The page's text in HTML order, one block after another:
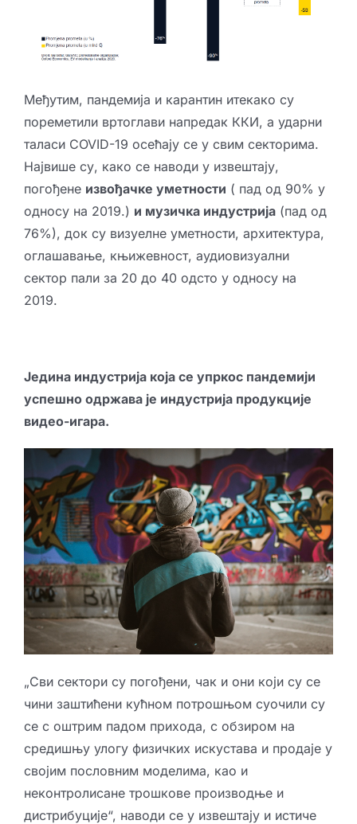
Међутим, пандемија и карантин итекако су
пореметили вртоглави напредак ККИ, а ударни
таласи COVID-19 осећају се у свим секторима.
Највише су, како се наводи у извештају,
погођене извођачке уметности ( пад од 90% у
односу на 2019.) и музичка индустрија(пад од
76%), док су визуелне уметности, архитектура,
оглашавање, књижевност, аудиовизуални
сектор пали за 20 до 40 одсто у односу на
2019.
Једина индустрија која се упркос пандемији
успешно одржава је индустрија продукције
видео-игара.
„Сви сектори су погођени, чак и они који су се
чини заштићени кућном потрошњом суочили су
се с оштрим падом прихода, с обзиром на
средишњу улогу физичких искустава и продаје у
својим пословним моделима, као и
неконтролисане трошкове производње и
дистрибуције“, наводи се у извештају и истиче